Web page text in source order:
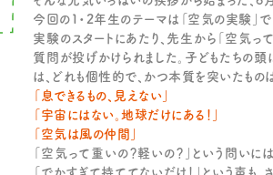
今回の1・2年生のテーマは「空気の実験」で
実験のスタートにあたり、先生から「空気っ
質問が投げかけられました。子どもたちの
は、どれも個性的で、かつ本質を突いたもの
「息できるもの、見えない」
「宇宙にはない。地球だけにある！」
「空気は風の仲間」
「空気って重いの？軽いの？」という問いには
「でかすぎて持ててないだけ！」という声も。